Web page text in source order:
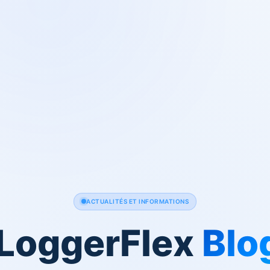
ACTUALITÉS ET INFORMATIONS